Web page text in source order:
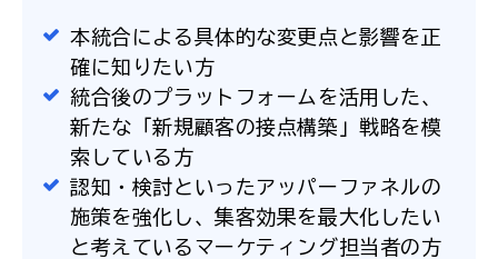
本統合による具体的な変更点と影響を正
確に知りたい方
統合後のプラットフォームを活用した、
新たな「新規顧客の接点構築」戦略を模
索している方
認知・検討といったアッパーファネルの
施策を強化し、集客効果を最大化したい
と考えているマーケティング担当者の方